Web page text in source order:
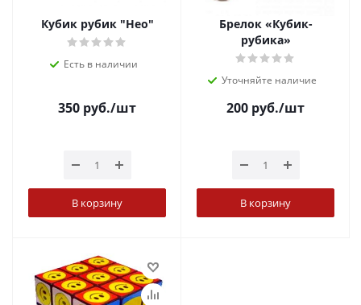
Кубик рубик "Нео"
Есть в наличии
350 руб./шт
В корзину
Брелок «Кубик-
рубика»
Уточняйте наличие
200 руб./шт
В корзину